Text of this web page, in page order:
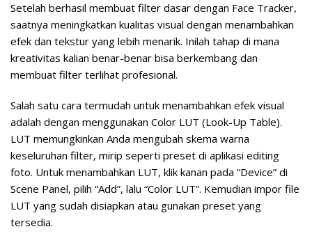
Setelah berhasil membuat filter dasar dengan Face Tracker,
saatnya meningkatkan kualitas visual dengan menambahkan
efek dan tekstur yang lebih menarik. Inilah tahap di mana
kreativitas kalian benar-benar bisa berkembang dan
membuat filter terlihat profesional.
Salah satu cara termudah untuk menambahkan efek visual
adalah dengan menggunakan Color LUT (Look-Up Table).
LUT memungkinkan Anda mengubah skema warna
keseluruhan filter, mirip seperti preset di aplikasi editing
foto. Untuk menambahkan LUT, klik kanan pada “Device” di
Scene Panel, pilih “Add”, lalu “Color LUT”. Kemudian impor file
LUT yang sudah disiapkan atau gunakan preset yang
tersedia.